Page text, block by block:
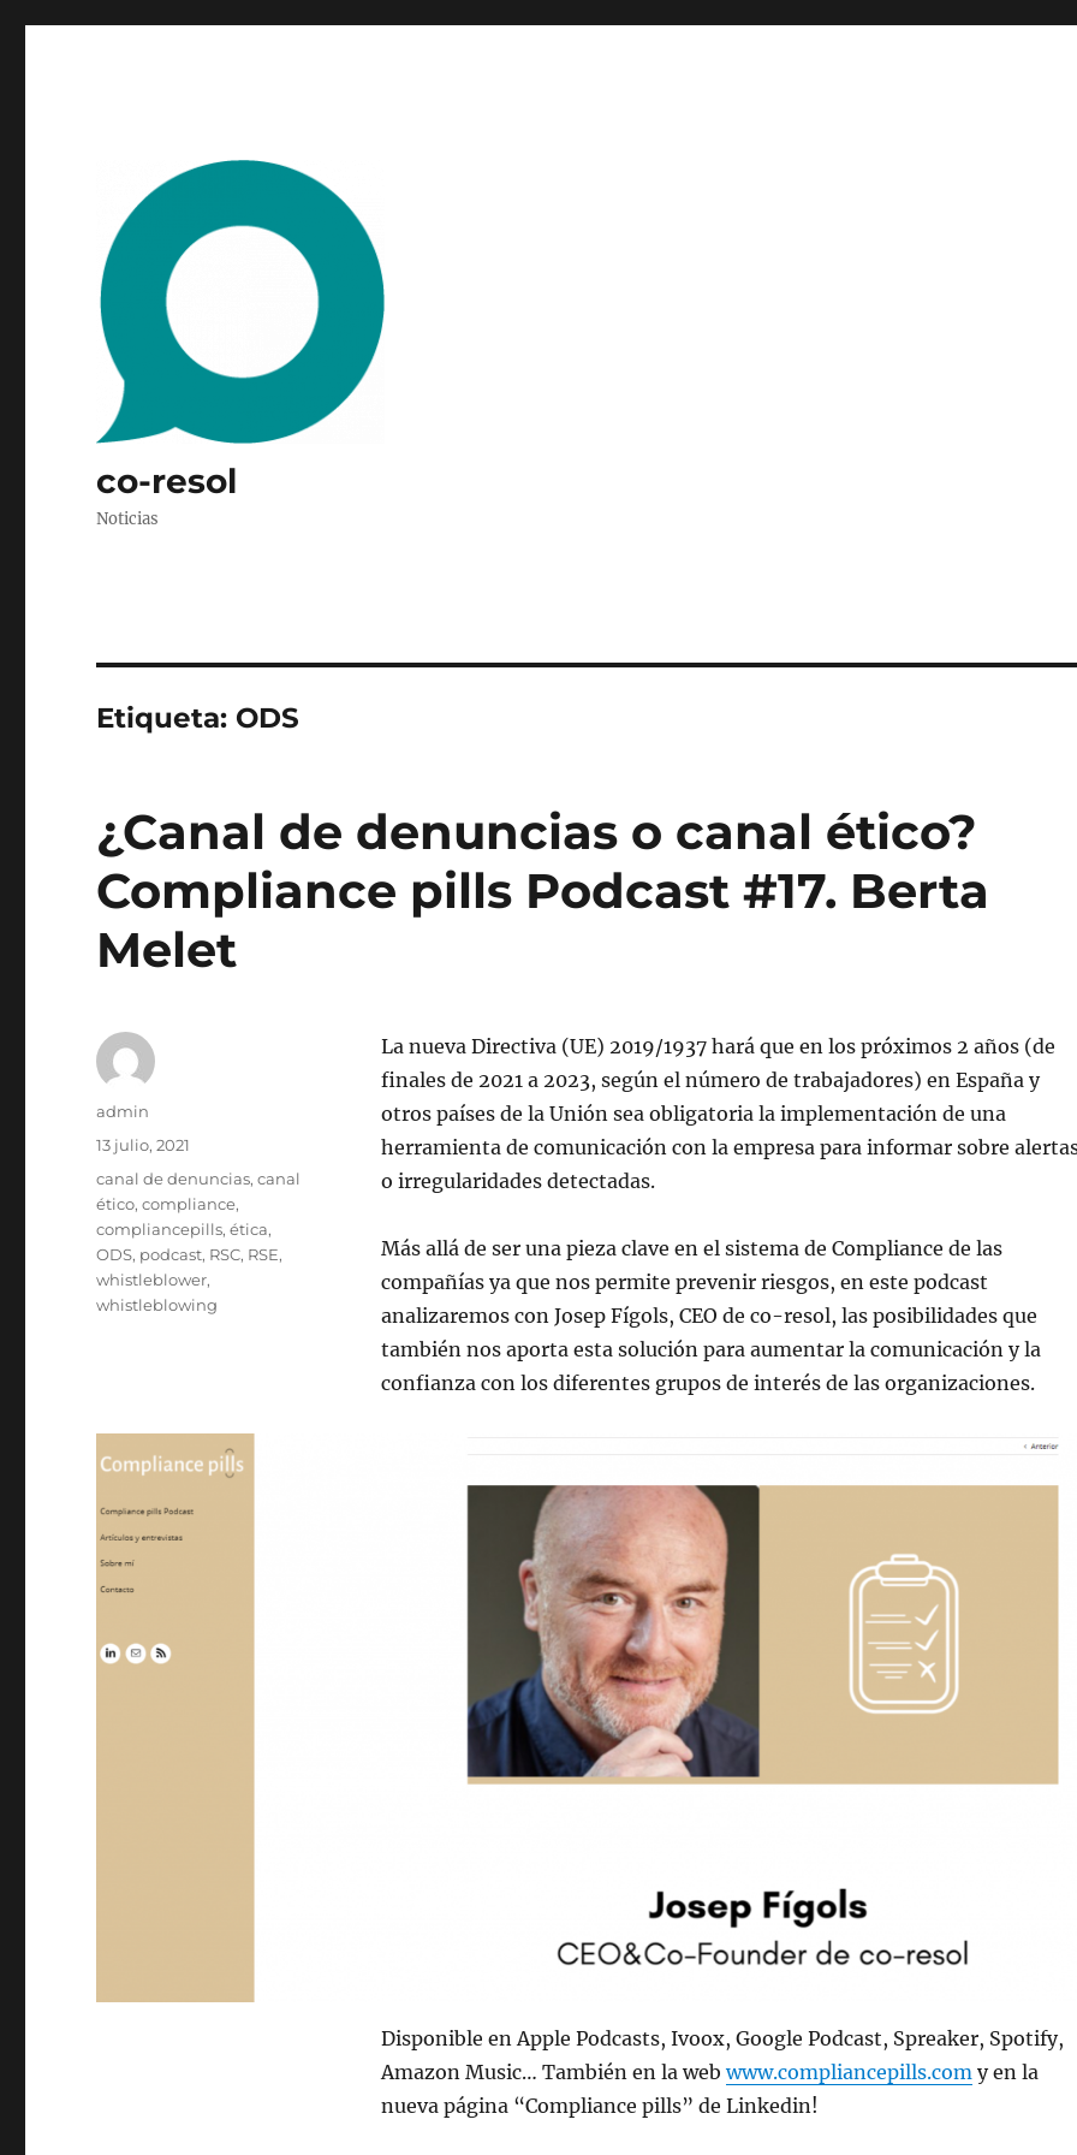
co-resol
Noticias
Etiqueta: ODS
¿Canal de denuncias o canal ético?
Compliance pills Podcast #17. Berta
Melet
La nueva Directiva (UE) 2019/1937 hará que en los próximos 2 años (de
finales de 2021 a 2023, según el número de trabajadores) en España y
otros países de la Unión sea obligatoria la implementación de una
herramienta de comunicación con la empresa para informar sobre
o irregularidades detectadas.
Más allá de ser una pieza clave en el sistema de Compliance de las
compañías ya que nos permite prevenir riesgos, en este podcast
analizaremos con Josep Fígols, CEO de co-resol, las posibilidades que
también nos aporta esta solución para aumentar la comunicación y la
confianza con los diferentes grupos de interés de las organizaciones.
Disponible en Apple Podcasts, Ivoox, Google Podcast, Spreaker, Spotify,
Amazon Music… También en la webwww.compliancepills.com y en la
nueva página “Compliance pills” de Linkedin!
Autor
admin
Publicado
13 julio, 2021
Etiquetas
canal de denuncias,canal
ético,compliance,
compliancepills,ética,
ODS, podcast, RSC, RSE,
whistleblower,
whistleblowing